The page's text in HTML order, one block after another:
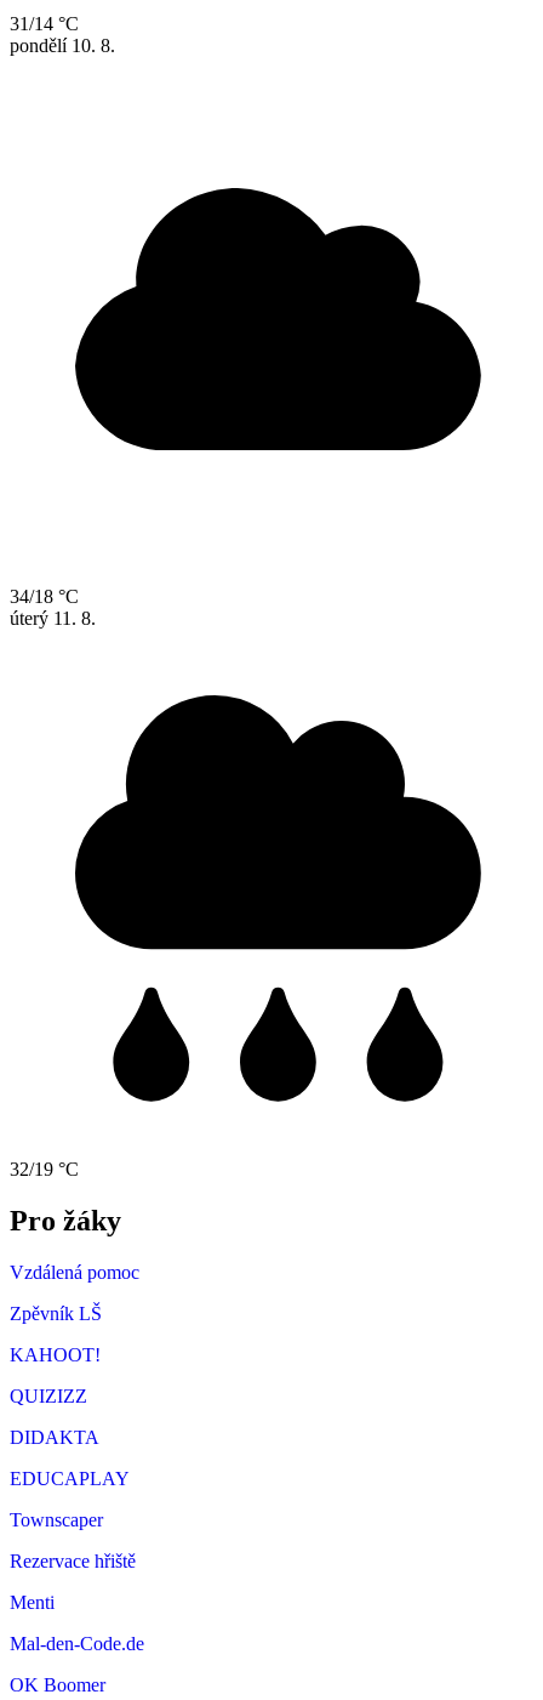
31/14 °C
pondělí 10. 8.
34/18 °C
úterý 11. 8.
32/19 °C
Pro žáky
Vzdálená pomoc
Zpěvník LŠ
KAHOOT!
QUIZIZZ
DIDAKTA
EDUCAPLAY
Townscaper
Rezervace hřiště
Menti
Mal-den-Code.de
OK Boomer